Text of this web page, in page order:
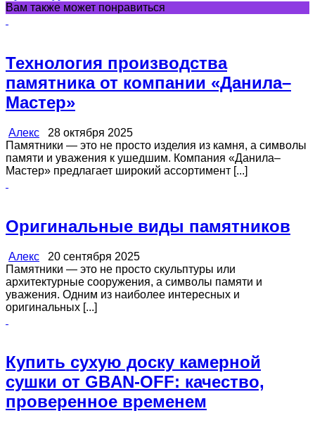
Вам также может понравиться
Технология производства
памятника от компании «Данила–
Мастер»
Алекс 28 октября 2025
Памятники — это не просто изделия из камня, а символы
памяти и уважения к ушедшим. Компания «Данила–
Мастер» предлагает широкий ассортимент [...]
Оригинальные виды памятников
Алекс 20 сентября 2025
Памятники — это не просто скульптуры или
архитектурные сооружения, а символы памяти и
уважения. Одним из наиболее интересных и
оригинальных [...]
Купить сухую доску камерной
сушки от GBAN-OFF: качество,
проверенное временем